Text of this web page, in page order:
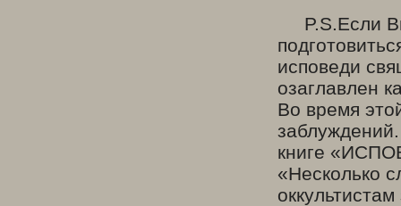
P.S.Если
исповеди
озаглавлен
Во время
книге
«Несколько